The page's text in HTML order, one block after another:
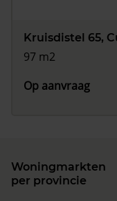
Kruisdistel 65,
97 m2
Op aanvraag
Woningmarkten
per provincie